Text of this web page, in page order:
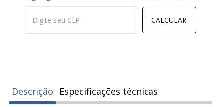
CALCULAR
Descrição Especificações técnicas